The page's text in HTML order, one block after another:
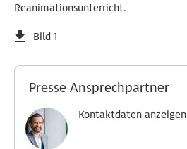
Reanimationsunterricht.
Bild 1
Presse Ansprechpartner
Kontaktdaten anzeigen